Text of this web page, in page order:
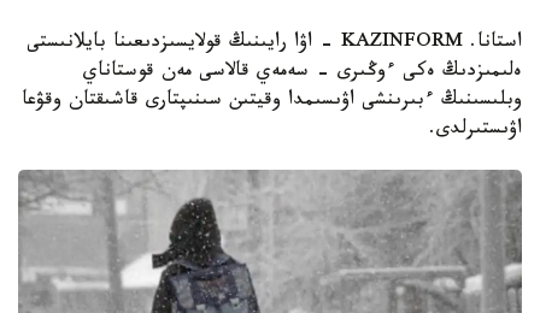
استانا. KAZINFORM - اۋا رايىنىڭ قولايسىزدىعىنا بايلانىستى
ەلىمىزدىڭ ەكى ءوڭىرى - سەمەي قالاسى مەن قوستاناي
وبلىسىنىڭ ءبىرىنشى اۋىسىمدا وقيتىن سىنىپتارى قاشىقتان وقۋعا
اۋىستىرلدى.